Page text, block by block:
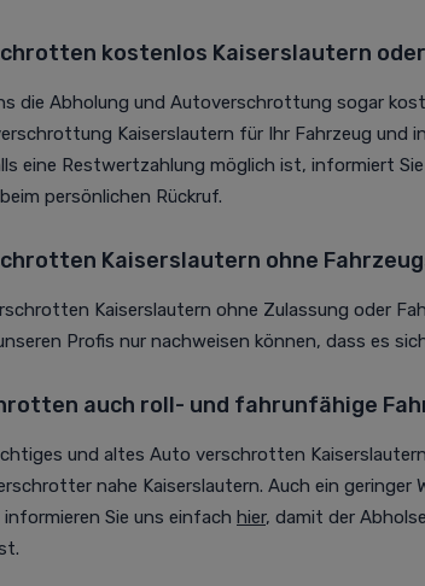
kostenlos Kaiserslautern
die Abholung und Autoverschrottung sogar
Kaiserslautern für Ihr Fahrzeug und
eine Restwertzahlung möglich ist, informiert
persönlichen Rückruf.
Kaiserslautern ohne
Kaiserslautern ohne Zulassung oder
Profis nur nachweisen können, dass es
auch roll- und fahrunfähige
und altes Auto verschrotten
nahe Kaiserslautern. Auch ein geringer
Sie uns einfach hier, damit der